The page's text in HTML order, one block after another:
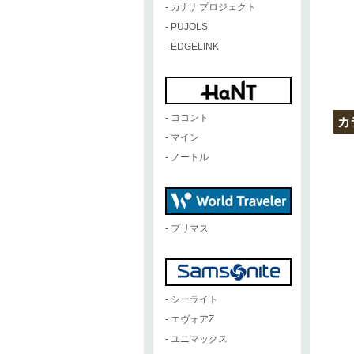
- カナナプロジェクト
- PUJOLS
- EDGELINK
- ココント
- マイン
- ノートル
- プリマス
- シーライト
- エヴォアZ
- ユニマックス
カ